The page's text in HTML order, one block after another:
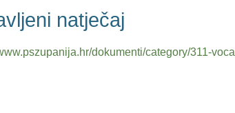
natječaj
dokumenti/category/311-